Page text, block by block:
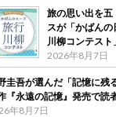
旅の思い出を
スが「かばん
川柳コンテスト
2026年8月7日
圭吾が選んだ「記憶に
『永遠の記憶』発売で読
年8月7日